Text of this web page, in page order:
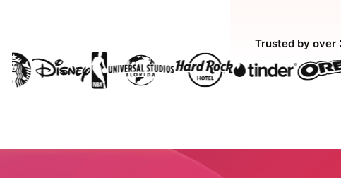
Trusted by over